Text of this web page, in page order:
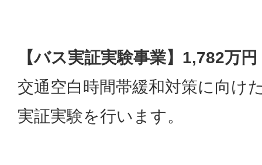
【バス実証実験事業】1,782万円
交通空白時間帯緩和対策に向け
実証実験を行います。